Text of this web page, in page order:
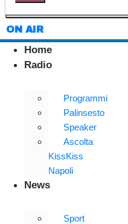
ON AIR
Home
Radio
Programmi
Palinsesto
Speaker
Ascolta
KissKiss
Napoli
News
Sport